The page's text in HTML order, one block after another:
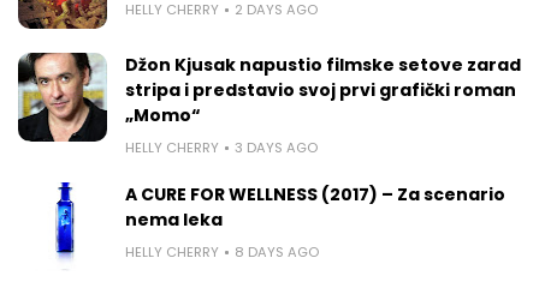
HELLY CHERRY 2 DAYS AGO
Džon Kjusak napustio filmske setove zarad
stripa i predstavio svoj prvi grafički roman
„Momo“
HELLY CHERRY 3 DAYS AGO
A CURE FOR WELLNESS (2017) – Za scenario
nema leka
HELLY CHERRY 8 DAYS AGO